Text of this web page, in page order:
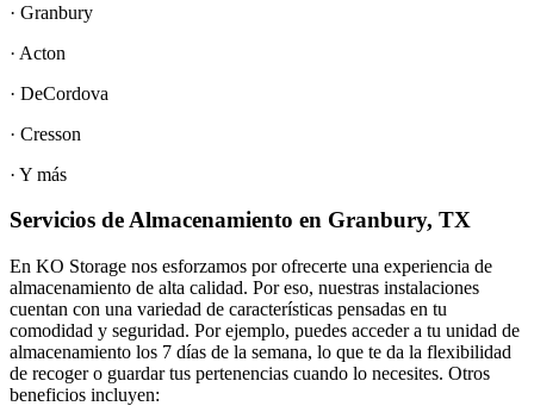
· Granbury
· Acton
· DeCordova
· Cresson
· Y más
Servicios de Almacenamiento en Granbury, TX
En KO Storage nos esforzamos por ofrecerte una experiencia de
almacenamiento de alta calidad. Por eso, nuestras instalaciones
cuentan con una variedad de características pensadas en tu
comodidad y seguridad. Por ejemplo, puedes acceder a tu unidad de
almacenamiento los 7 días de la semana, lo que te da la flexibilidad
de recoger o guardar tus pertenencias cuando lo necesites. Otros
beneficios incluyen: